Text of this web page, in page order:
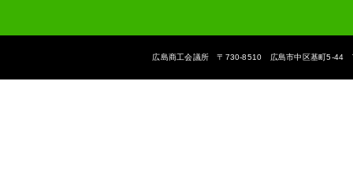
広島商工会議所 〒730-8510 広島市中区基町5-44